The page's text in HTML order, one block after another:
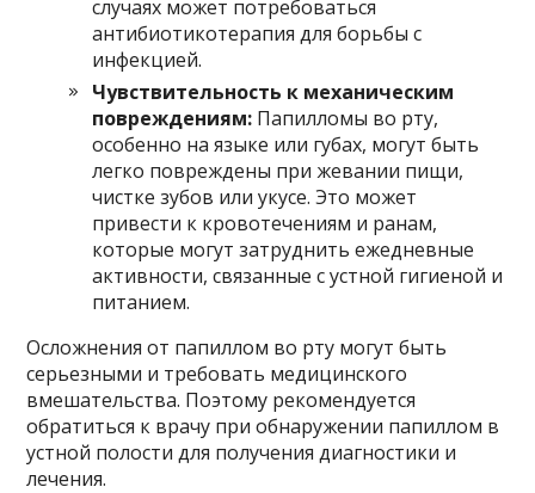
случаях может потребоваться
антибиотикотерапия для борьбы с
инфекцией.
Чувствительность к механическим
повреждениям: Папилломы во рту,
особенно на языке или губах, могут быть
легко повреждены при жевании пищи,
чистке зубов или укусе. Это может
привести к кровотечениям и ранам,
которые могут затруднить ежедневные
активности, связанные с устной гигиеной и
питанием.
Осложнения от папиллом во рту могут быть
серьезными и требовать медицинского
вмешательства. Поэтому рекомендуется
обратиться к врачу при обнаружении папиллом в
устной полости для получения диагностики и
лечения.